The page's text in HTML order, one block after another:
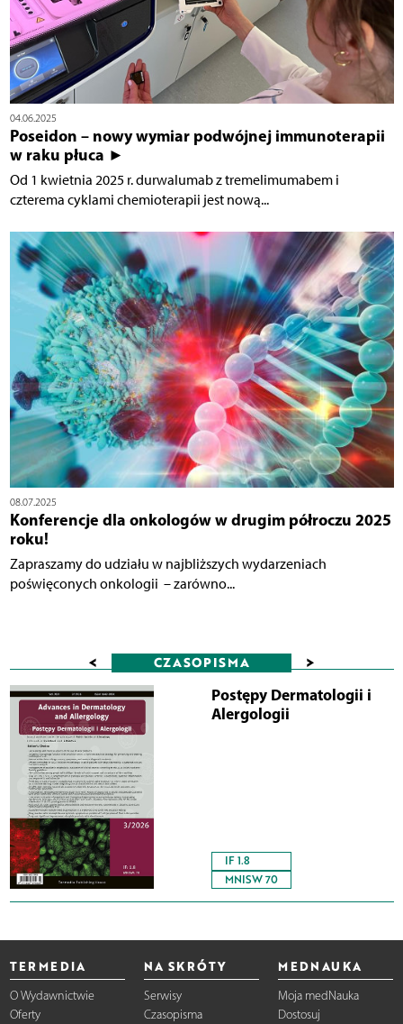
04.06.2025
Poseidon – nowy wymiar podwójnej immunoterapii
w raku płuca ►
Od 1 kwietnia 2025 r. durwalumab z tremelimumabem i
czterema cyklami chemioterapii jest nową...
08.07.2025
Konferencje dla onkologów w drugim półroczu 2025
roku!
Zapraszamy do udziału w najbliższych wydarzeniach
poświęconych onkologii – zarówno...
< CZASOPISMA >
Postępy Dermatologii i
Alergologii
IF 1.8
MNISW 70
TERMEDIA
O Wydawnictwie
Oferty
NA SKRÓTY
Serwisy
Czasopisma
MEDNAUKA
Moja medNauka
Dostosuj